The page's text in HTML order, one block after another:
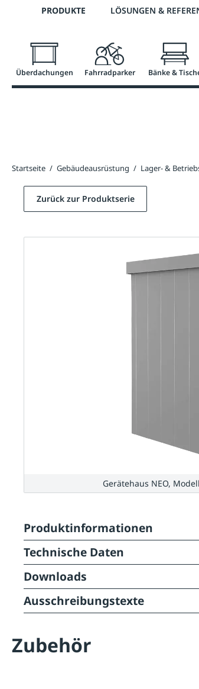
Zur Hauptnavigation springen
Telefon: 0800 / 100 49 02
PRODUKTE LÖSUNGEN &
Überdachungen Fahrradparker Bänke &
Startseite / Gebäudeausrüstung / Lager- &
Zurück zur Produktserie
Gerätehaus NEO,
Produktinformationen
Technische Daten
Downloads
Ausschreibungstexte
Zubehör